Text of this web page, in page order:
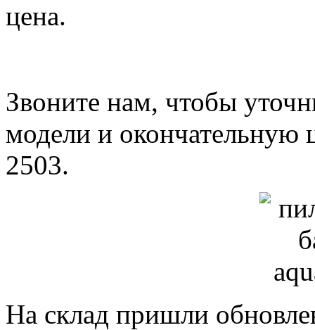
цена.
Звоните нам, чтобы
модели и окончательную
2503.
На склад пришли